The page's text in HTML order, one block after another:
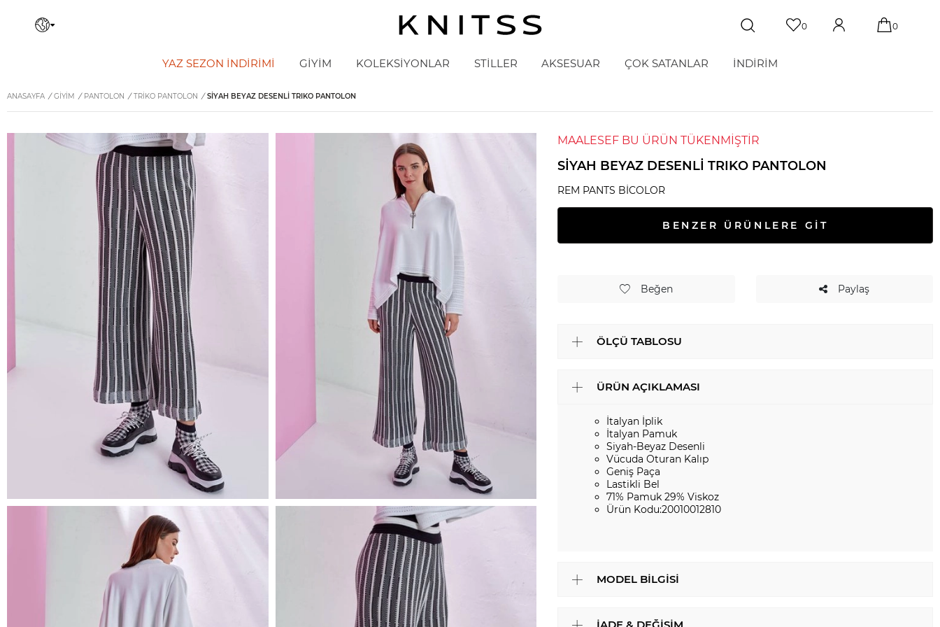
0 0
YAZ SEZON İNDIRIMI GİYİM KOLEKSİYONLAR STİLLER AKSESUAR ÇOK SATANLAR İNDİRİM
ANASAYFA / GİYİM / PANTOLON / TRIKO PANTOLON / SIYAH BEYAZ DESENLI TRIKO PANTOLON
MAALESEF BU ÜRÜN TÜKENMİŞTİR
SIYAH BEYAZ DESENLI TRIKO PANTOLON
REM PANTS BICOLOR
BENZER ÜRÜNLERE GİT
Beğen Paylaş
ÖLÇÜ TABLOSU
ÜRÜN AÇIKLAMASI
İtalyan İplik
İtalyan Pamuk
Siyah-Beyaz Desenli
Vücuda Oturan Kalıp
Geniş Paça
Lastikli Bel
71% Pamuk 29% Viskoz
Ürün Kodu:20010012810
MODEL BILGISI